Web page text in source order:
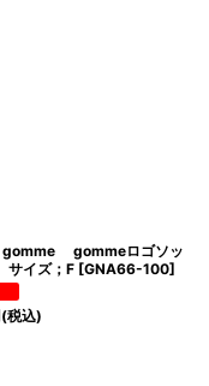
gommeロゴソッ
イズ；F [GNA66-100]
(税込)